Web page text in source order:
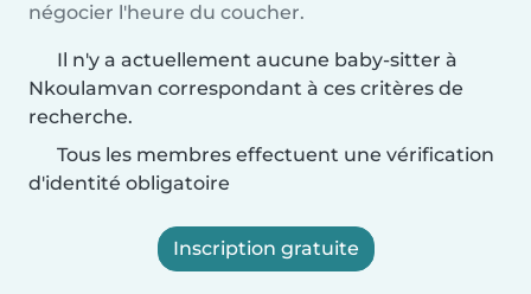
négocier l'heure du coucher.
Il n'y a actuellement aucune baby-sitter à
Nkoulamvan correspondant à ces critères de
recherche.
Tous les membres effectuent une vérification
d'identité obligatoire
Inscription gratuite